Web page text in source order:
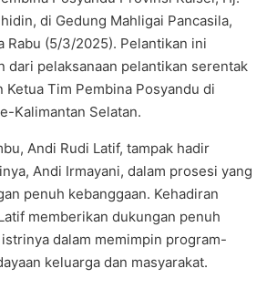
di Gedung Mahligai Pancasila,
Rabu (5/3/2025). Pelantikan ini
dari pelaksanaan pelantikan serentak
Ketua Tim Pembina Posyandu di
Kalimantan Selatan.
Andi Rudi Latif, tampak hadir
Andi Irmayani, dalam prosesi yang
penuh kebanggaan. Kehadiran
memberikan dukungan penuh
dalam memimpin program-
keluarga dan masyarakat.